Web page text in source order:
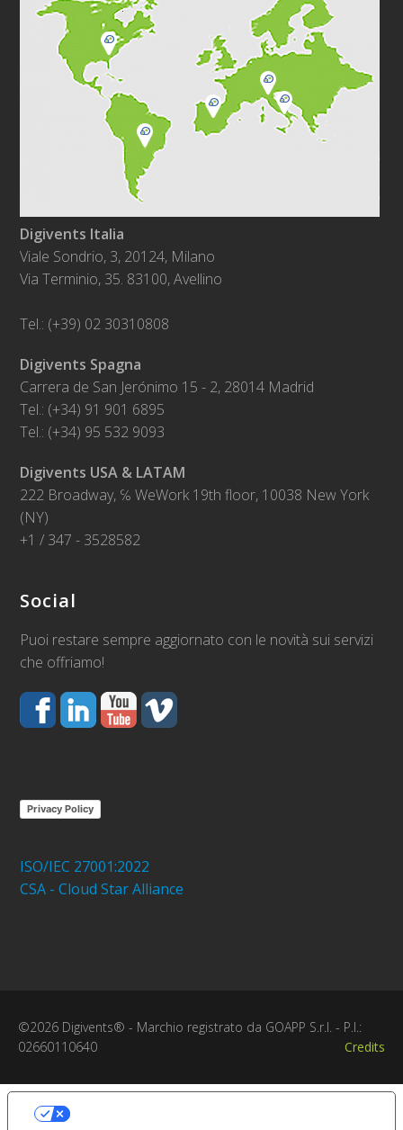
Digivents Italia
Viale Sondrio, 3, 20124, Milano
Via Terminio, 35. 83100, Avellino
Tel.: (+39) 02 30310808
Digivents Spagna
Carrera de San Jerónimo 15 - 2, 28014 Madrid
Tel.: (+34) 91 901 6895
Tel.: (+34) 95 532 9093
Digivents USA & LATAM
222 Broadway, ℅ WeWork 19th floor, 10038 New York
(NY)
+1 / 347 - 3528582
Social
Puoi restare sempre aggiornato con le novità sui servizi
che offriamo!
Privacy Policy
ISO/IEC 27001:2022
CSA - Cloud Star Alliance
©2026 Digivents® - Marchio registrato da GOAPP S.r.l. - P.I.:
02660110640
Credits